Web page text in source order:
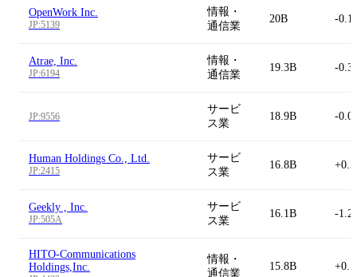
OpenWork Inc.
JP:5139
情報・
通信業
20B -
Atrae, Inc.
JP:6194
情報・
通信業
19.3B -
JP:9556
サービ
ス業
18.9B -
Human Holdings Co., Ltd.
JP:2415
サービ
ス業
16.8B
Geekly , Inc.
JP:505A
サービ
ス業
16.1B -
HITO-Communications
Holdings,Inc.
情報・
通信業
15.8B